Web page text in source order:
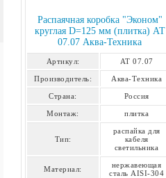
Распаячная коробка "Эконом"
круглая D=125 мм (плитка) АТ
07.07 Аква-Техника
Артикул: АТ 07.07
Производитель: Аква-Техника
Страна: Россия
Монтаж: плитка
Тип:
распайка для
кабеля
светильника
Материал:
нержавеющая
сталь AISI-304